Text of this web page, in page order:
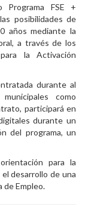
Programa FSE +
posibilidades de
años mediante la
a través de los
la Activación
durante al
como
participará en
durante un
del programa, un
para la
desarrollo de una
de Empleo.